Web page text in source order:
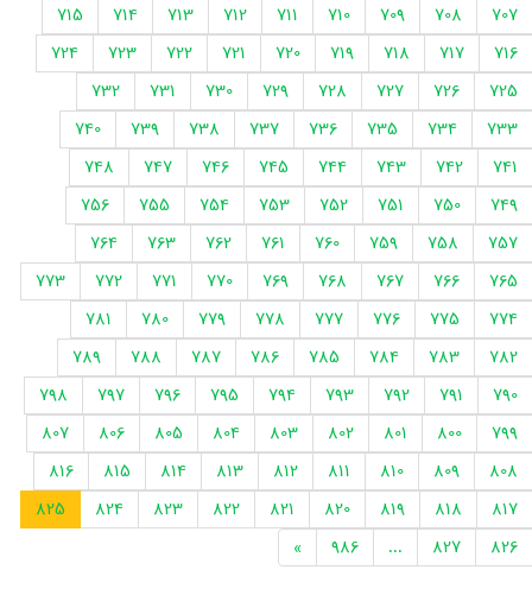
707
708
709
710
711
712
713
714
715
716
717
718
719
720
721
722
723
724
725
726
727
728
729
730
731
732
733
734
735
736
737
738
739
740
741
742
743
744
745
746
747
748
749
750
751
752
753
754
755
756
757
758
759
760
761
762
763
764
765
766
767
768
769
770
771
772
773
774
775
776
777
778
779
780
781
782
783
784
785
786
787
788
789
790
791
792
793
794
795
796
797
798
799
800
801
802
803
804
805
806
807
808
809
810
811
812
813
814
815
816
817
818
819
820
821
822
823
824
825
826
827
...
986
»